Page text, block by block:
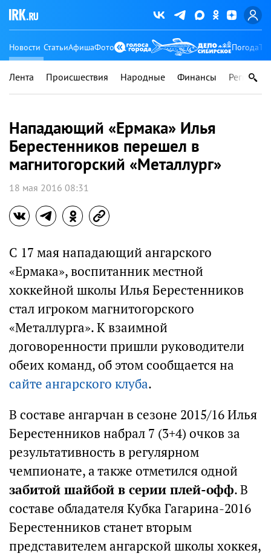
Новости СтатьиАфишаФото Погода
Лента Происшествия Народные Финансы Регионы
Нападающий «Ермака» Илья
Берестенников перешел в
магнитогорский «Металлург»
18 мая 2016 08:31
С 17 мая нападающий ангарского
«Ермака», воспитанник местной
хоккейной школы Илья Берестенников
стал игроком магнитогорского
«Металлурга». К взаимной
договоренности пришли руководители
обеих команд, об этом сообщается на
сайте ангарского клуба.
В составе ангарчан в сезоне 2015/16 Илья
Берестенников набрал 7 (3+4) очков за
результативность в регулярном
чемпионате, а также отметился одной
забитой шайбой в серии плей-офф. В
составе обладателя Кубка Гагарина-2016
Берестенников станет вторым
представителем ангарской школы хоккея,